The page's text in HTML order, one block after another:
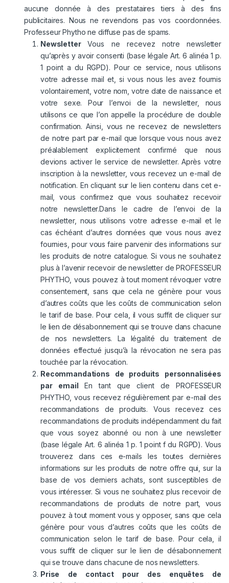
aucune donnée à des prestataires tiers à des fins
publicitaires. Nous ne revendons pas vos coordonnées.
Professeur Phytho ne diffuse pas de spams.
NewsletterVous ne recevez notre newsletter
qu’après y avoir consenti (base légale Art. 6 alinéa 1 p.
1 point a du RGPD). Pour ce service, nous utilisons
votre adresse mail et, si vous nous les avez fournis
volontairement, votre nom, votre date de naissance et
votre sexe. Pour l’envoi de la newsletter, nous
utilisons ce que l’on appelle la procédure de double
confirmation. Ainsi, vous ne recevez de newsletters
de notre part par e-mail que lorsque vous nous avez
préalablement explicitement confirmé que nous
devions activer le service de newsletter. Après votre
inscription à la newsletter, vous recevez un e-mail de
notification. En cliquant sur le lien contenu dans cet e-
mail, vous confirmez que vous souhaitez recevoir
notre newsletter.Dans le cadre de l’envoi de la
newsletter, nous utilisons votre adresse e-mail et le
cas échéant d’autres données que vous nous avez
fournies, pour vous faire parvenir des informations sur
les produits de notre catalogue. Si vous ne souhaitez
plus à l’avenir recevoir de newsletter de PROFESSEUR
PHYTHO, vous pouvez à tout moment révoquer votre
consentement, sans que cela ne génère pour vous
d’autres coûts que les coûts de communication selon
le tarif de base. Pour cela, il vous suffit de cliquer sur
le lien de désabonnement qui se trouve dans chacune
de nos newsletters. La légalité du traitement de
données effectué jusqu’à la révocation ne sera pas
touchée par la révocation.
Recommandations de produits personnalisées
par email En tant que client de PROFESSEUR
PHYTHO, vous recevez régulièrement par e-mail des
recommandations de produits. Vous recevez ces
recommandations de produits indépendamment du fait
que vous soyez abonné ou non à une newsletter
(base légale Art. 6 alinéa 1 p. 1 point f du RGPD). Vous
trouverez dans ces e-mails les toutes dernières
informations sur les produits de notre offre qui, sur la
base de vos derniers achats, sont susceptibles de
vous intéresser. Si vous ne souhaitez plus recevoir de
recommandations de produits de notre part, vous
pouvez à tout moment vous y opposer, sans que cela
génère pour vous d’autres coûts que les coûts de
communication selon le tarif de base. Pour cela, il
vous suffit de cliquer sur le lien de désabonnement
qui se trouve dans chacune de nos newsletters.
Prise de contact pour des enquêtes de